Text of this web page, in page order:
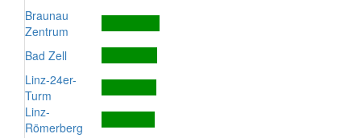
Braunau
Zentrum
Bad Zell
Linz-24er-
Turm
Linz-
Römerberg